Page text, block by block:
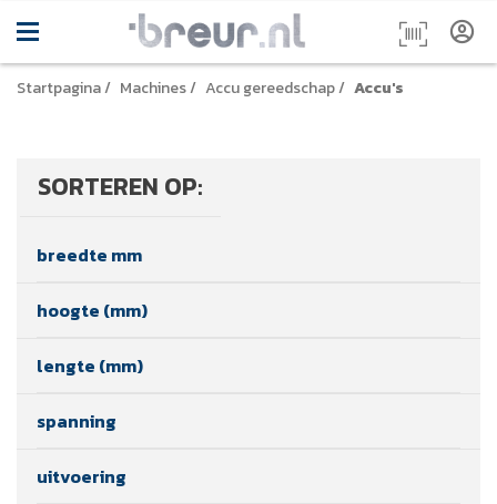
Startpagina/ Machines/ Accu gereedschap/ Accu's
SORTEREN OP:
breedte mm
hoogte (mm)
lengte (mm)
spanning
uitvoering